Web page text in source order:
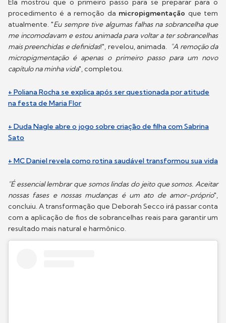
Ela mostrou que o primeiro passo para se preparar para o
procedimento é a remoção da micropigmentação que tem
atualmente. "Eu sempre tive algumas falhas na sobrancelha que
me incomodavam e estou animada para voltar a ter sobrancelhas
mais preenchidas e definidas!", revelou, animada. "A remoção da
micropigmentação é apenas o primeiro passo para um novo
capítulo na minha vida", completou.
+ Poliana Rocha se explica após ser questionada por atitude
na festa de Maria Flor
+ Duda Nagle abre o jogo sobre criação de filha com Sabrina
Sato
+ MC Daniel revela como rotina saudável transformou sua vida
"É essencial lembrar que somos lindas do jeito que somos. Aceitar
nossas fases e nossas mudanças é um ato de amor-próprio",
concluiu. A transformação que Deborah Secco irá passar conta
com a aplicação de fios de sobrancelhas reais para garantir um
resultado mais natural e harmônico.